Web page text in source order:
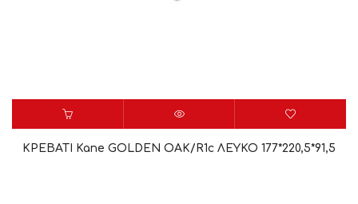
ΚΡΕΒΑΤΙ Kane GOLDEN OAK/R1c ΛΕΥΚΟ 177*220,5*91,5